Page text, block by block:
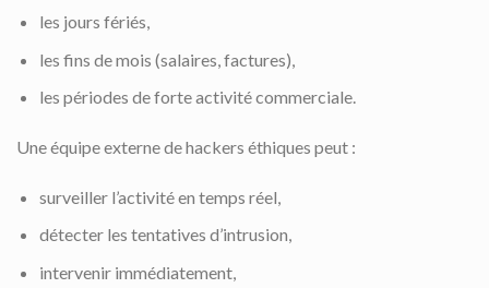
les jours fériés,
les fins de mois (salaires, factures),
les périodes de forte activité commerciale.
Une équipe externe de hackers éthiques peut :
surveiller l’activité en temps réel,
détecter les tentatives d’intrusion,
intervenir immédiatement,